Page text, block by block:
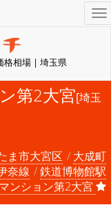
格相場 | 埼玉県
第2大宮[埼玉
ま市大宮区
大成町
奈線
鉄道博物館駅
ンション第2大宮